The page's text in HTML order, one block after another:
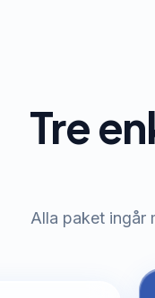
Tre
Alla paket ingår